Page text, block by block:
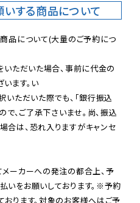
する商品について
品について(大量のご予約につ
ただいた場合、事前に代金の
ます。い
いただいた際でも、「銀行振込
、ご了承下さいませ。尚、振込
合は、恐れ入りますがキャンセ
ーカーへの発注の都合上、予
いをお願いしております。※予約
ります。対象のお客様へはご予